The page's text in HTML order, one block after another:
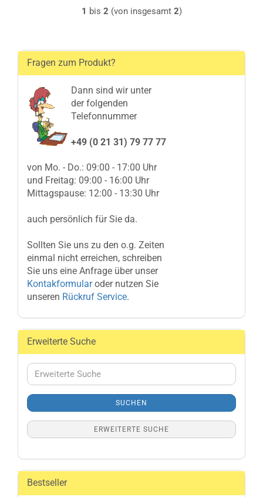
1 bis 2 (von insgesamt 2)
Fragen zum Produkt?
Dann sind wir unter
der folgenden
Telefonnummer
+49 (0 21 31) 79 77 77
von Mo. - Do.: 09:00 - 17:00 Uhr
und Freitag: 09:00 - 16:00 Uhr
Mittagspause: 12:00 - 13:30 Uhr
auch persönlich für Sie da.
Sollten Sie uns zu den o.g. Zeiten
einmal nicht erreichen, schreiben
Sie uns eine Anfrage über unser
Kontakformularoder nutzen Sie
unseren Rückruf Service.
Erweiterte Suche
Erweiterte
Suche
SUCHEN
ERWEITERTE SUCHE
Bestseller